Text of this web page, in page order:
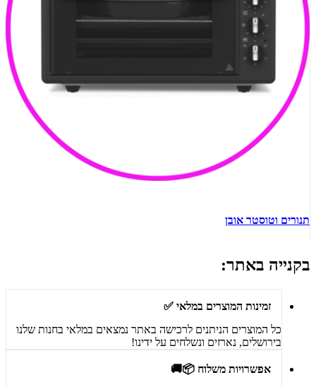
תנורים וטוסטר אובן
בקנייה באתר:
זמינות המוצרים במלאי ✅
כל המוצרים הניתנים לרכישה באתר נמצאים במלאי בחנות שלנו
בירושלים, נארזים ונשלחים על ידינו!
אפשרויות משלוח 📦🚚